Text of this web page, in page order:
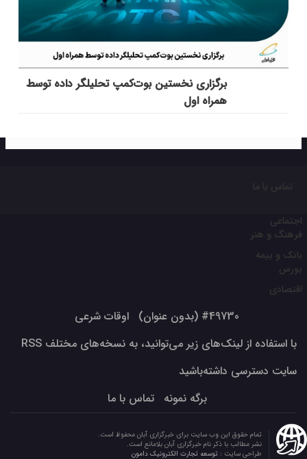
برگزاری نخستین بوت‌کمپ تحلیلگر داده توسط
همراه اول
تماس با ما
اجتماعی
فرهنگ و هنر
بانک و بیمه
بورس
اقتصادی
#49730 (بدون عنوان)
اوقات شرعی
با استفاده از لینک‌های زیر می‌توانید، به نسخه‌های مختلف RSS
سایت دسترسی داشته‌باشید
برگه نمونه
تماس با ما
تمام حقوق این وب سایت برای خبرگزاری آبان محفوظ است.
نشر مطالب با ذکر نام خبرگزاری آبان بلامانع است.
طراحی سایت : توسعه تجارت الکترونیک دامون